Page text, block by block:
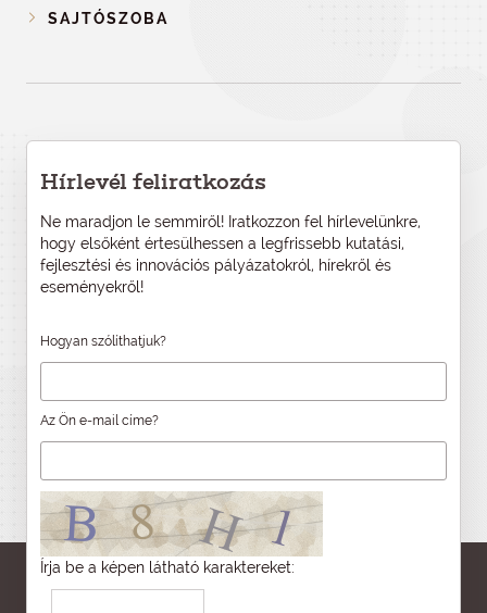
SAJTÓSZOBA
Hírlevél feliratkozás
Ne maradjon le semmiről! Iratkozzon fel hírlevelünkre,
hogy elsőként értesülhessen a legfrissebb kutatási,
fejlesztési és innovációs pályázatokról, hírekről és
eseményekről!
Hogyan szólíthatjuk?
Az Ön e-mail címe?
Írja be a képen látható karaktereket: